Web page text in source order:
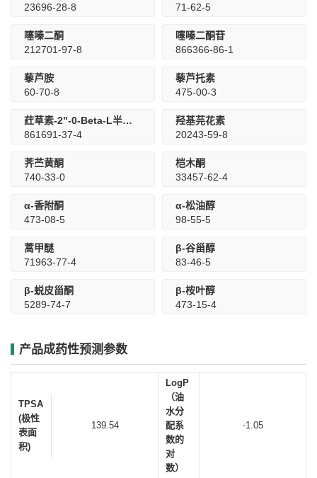
23696-28-8
71-62-5
噻嗪二酮
212701-97-8
噻嗪二酮苷
866366-86-1
藜芦胺
60-70-8
藜芦托素
475-00-3
荭草素-2"-0-Beta-L半乳糖苷
861691-37-4
羟基芫花素
20243-59-8
荠苎黄酮
740-33-0
桤木酮
33457-62-4
α-香附酮
473-08-5
α-松油醇
98-55-5
蒿甲醚
71963-77-4
β-谷甾醇
83-46-5
β-蜕皮甾酮
5289-74-7
β-桉叶醇
473-15-4
产品成药性预测参数
TPSA
(极性
表面
积)
139.54
LogP
（油
水分
配系
数的
对
数）
-1.05